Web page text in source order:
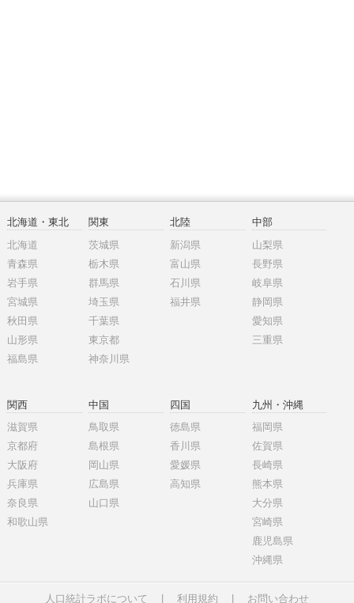
北海道・東北
北海道
青森県
岩手県
宮城県
秋田県
山形県
福島県
関東
茨城県
栃木県
群馬県
埼玉県
千葉県
東京都
神奈川県
北陸
新潟県
富山県
石川県
福井県
中部
山梨県
長野県
岐阜県
静岡県
愛知県
三重県
関西
滋賀県
京都府
大阪府
兵庫県
奈良県
和歌山県
中国
鳥取県
島根県
岡山県
広島県
山口県
四国
徳島県
香川県
愛媛県
高知県
九州・沖縄
福岡県
佐賀県
長崎県
熊本県
大分県
宮崎県
鹿児島県
沖縄県
人口統計ラボについて 利用規約 お問い合わせ